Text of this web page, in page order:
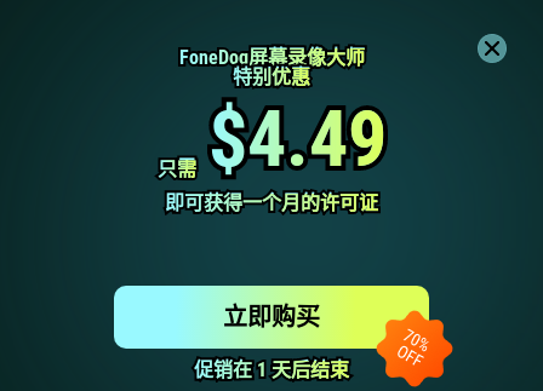
FoneDog屏幕录像大师
FoneDog屏幕录像大师
特别优惠
特别优惠
只需
只需 $4.49
$4.49
即可获得一个月的许可证
即可获得一个月的许可证
促销在 1 天后结束
促销在 1 天后结束
立即购买